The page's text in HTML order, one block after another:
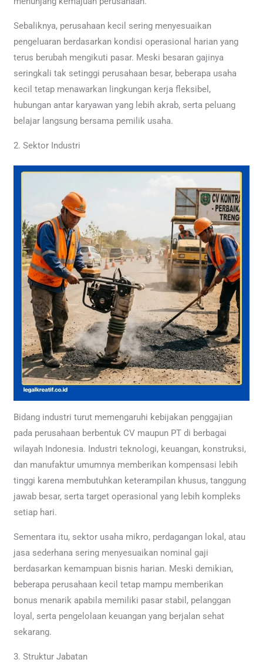
Sebaliknya, perusahaan kecil sering menyesuaikan
pengeluaran berdasarkan kondisi operasional harian yang
terus berubah mengikuti pasar. Meski besaran gajinya
seringkali tak setinggi perusahaan besar, beberapa usaha
kecil tetap menawarkan lingkungan kerja fleksibel,
hubungan antar karyawan yang lebih akrab, serta peluang
belajar langsung bersama pemilik usaha.
2. Sektor Industri
Bidang industri turut memengaruhi kebijakan penggajian
pada perusahaan berbentuk CV maupun PT di berbagai
wilayah Indonesia. Industri teknologi, keuangan, konstruksi,
dan manufaktur umumnya memberikan kompensasi lebih
tinggi karena membutuhkan keterampilan khusus, tanggung
jawab besar, serta target operasional yang lebih kompleks
setiap hari.
Sementara itu, sektor usaha mikro, perdagangan lokal, atau
jasa sederhana sering menyesuaikan nominal gaji
berdasarkan kemampuan bisnis harian. Meski demikian,
beberapa perusahaan kecil tetap mampu memberikan
bonus menarik apabila memiliki pasar stabil, pelanggan
loyal, serta pengelolaan keuangan yang berjalan sehat
sekarang.
3. Struktur Jabatan